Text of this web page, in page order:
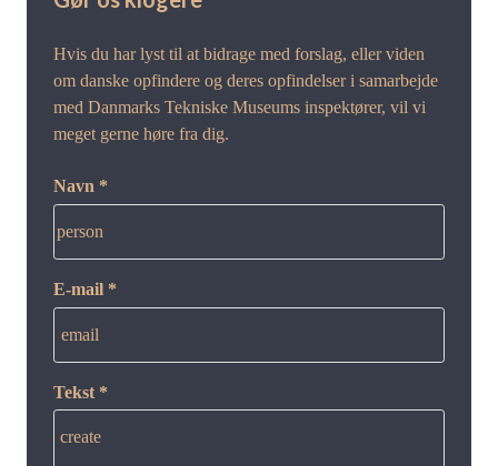
Hvis du har lyst til at bidrage med forslag, eller viden
om danske opfindere og deres opfindelser i samarbejde
med Danmarks Tekniske Museums inspektører, vil vi
meget gerne høre fra dig.
Navn *
person
E-mail *
email
Tekst *
create